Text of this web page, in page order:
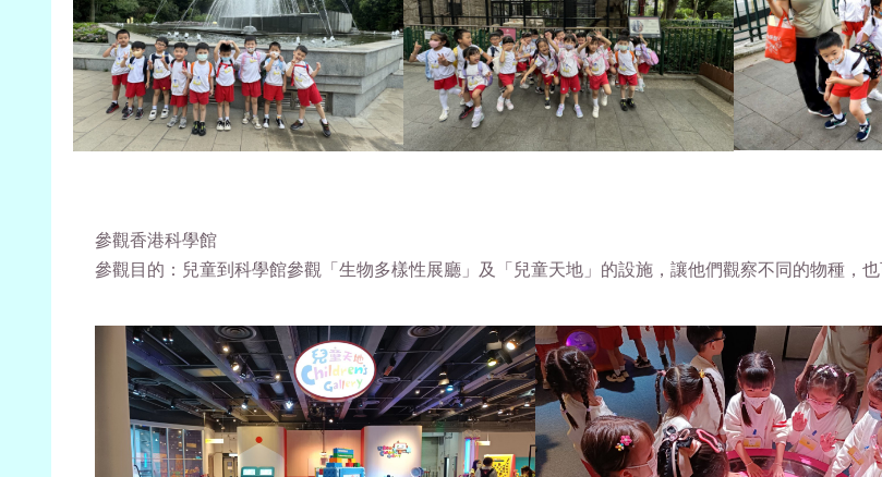
參觀香港科學館
參觀目的：兒童到科學館參觀「生物多樣性展廳」及「兒童天地」的設施，讓他們觀察不同的物種，也